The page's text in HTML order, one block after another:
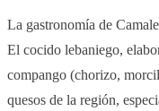
La gastronomía de
El cocido lebaniego,
compango (chorizo,
quesos de la región,